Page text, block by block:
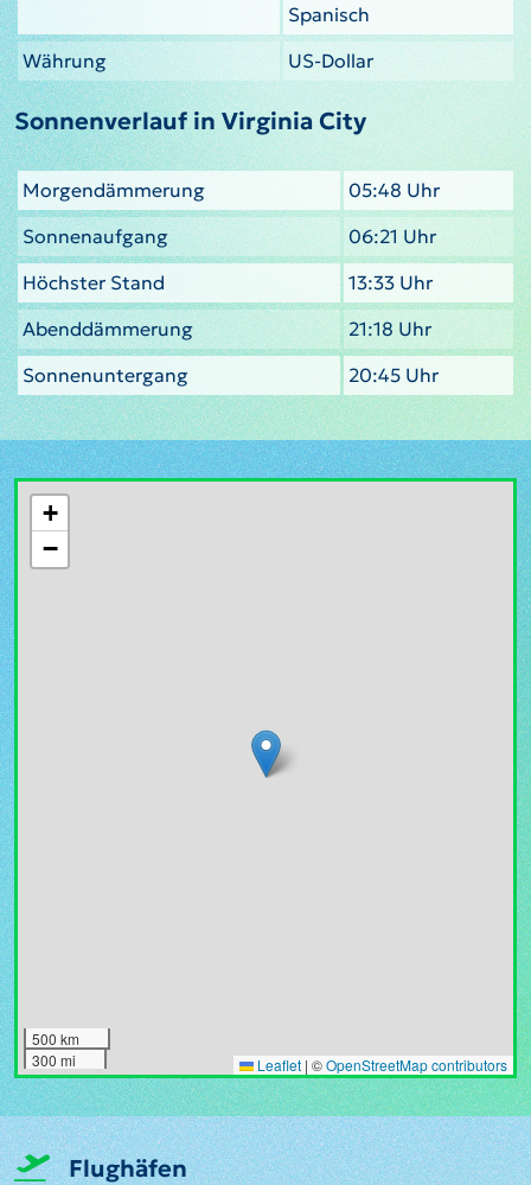
Spanisch
Währung
US-Dollar
Sonnenverlauf in Virginia City
Morgendämmerung
05:48 Uhr
Sonnenaufgang
06:21 Uhr
Höchster Stand
13:33 Uhr
Abenddämmerung
21:18 Uhr
Sonnenuntergang
20:45 Uhr
+
−
500 km
300 mi
Leaflet | ©OpenStreetMap contributors
Flughäfen